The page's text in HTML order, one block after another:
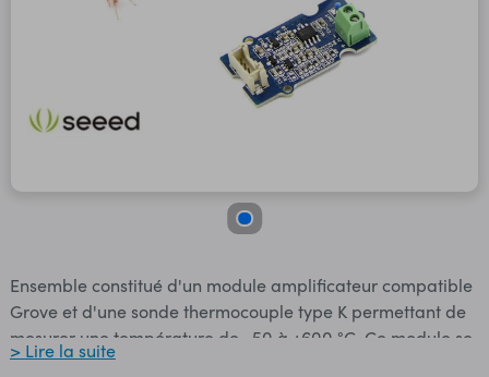
Ensemble constitué d'un module amplificateur compatible
Grove et d'une sonde thermocouple type K permettant de
mesurer une température de -50 à +600 °C. Ce module se
raccorde sur un port I2C du Grove Base Shield ou du Mega
> Lire la suite